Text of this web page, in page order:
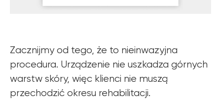
Zacznijmy od tego, że to nieinwazyjna
procedura. Urządzenie nie uszkadza górnych
warstw skóry, więc klienci nie muszą
przechodzić okresu rehabilitacji.